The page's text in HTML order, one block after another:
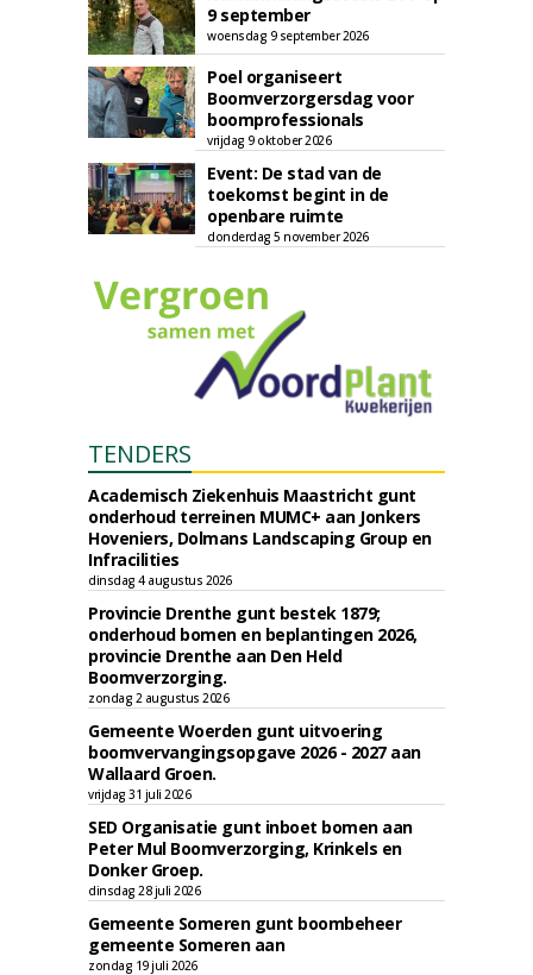
9 september
woensdag 9 september 2026
Poel organiseert
Boomverzorgersdag voor
boomprofessionals
vrijdag 9 oktober 2026
Event: De stad van de
toekomst begint in de
openbare ruimte
donderdag 5 november 2026
TENDERS
Academisch Ziekenhuis Maastricht gunt
onderhoud terreinen MUMC+ aan Jonkers
Hoveniers, Dolmans Landscaping Group en
Infracilities
dinsdag 4 augustus 2026
Provincie Drenthe gunt bestek 1879;
onderhoud bomen en beplantingen 2026,
provincie Drenthe aan Den Held
Boomverzorging.
zondag 2 augustus 2026
Gemeente Woerden gunt uitvoering
boomvervangingsopgave 2026 - 2027 aan
Wallaard Groen.
vrijdag 31 juli 2026
SED Organisatie gunt inboet bomen aan
Peter Mul Boomverzorging, Krinkels en
Donker Groep.
dinsdag 28 juli 2026
Gemeente Someren gunt boombeheer
gemeente Someren aan
zondag 19 juli 2026